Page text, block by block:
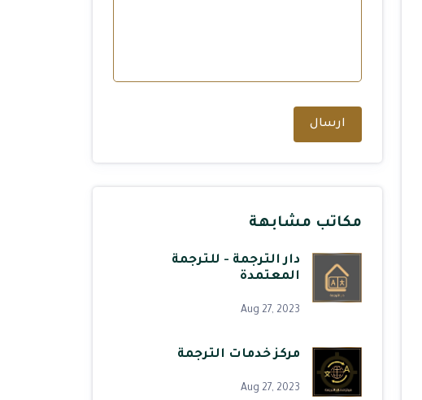
ارسال
مكاتب مشابهة
دار الترجمة - للترجمة
المعتمدة
Aug 27, 2023
مركز خدمات الترجمة
Aug 27, 2023